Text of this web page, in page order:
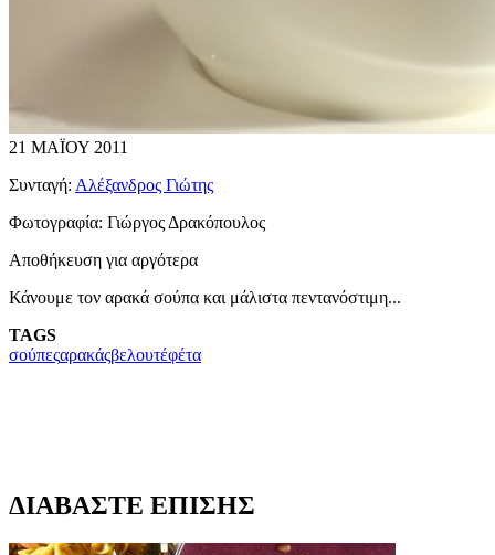
21 ΜΑΪΟΥ 2011
Συνταγή: Αλέξανδρος Γιώτης
Φωτογραφία: Γιώργος Δρακόπουλος
Αποθήκευση για αργότερα
Κάνουμε τον αρακά σούπα και μάλιστα πεντανόστιμη...
TAGS
σούπεςαρακάςβελουτέφέτα
ΔΙΑΒΑΣΤΕ ΕΠΙΣΗΣ